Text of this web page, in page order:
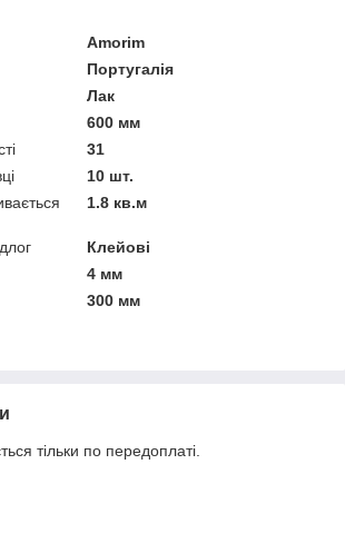
Amorim
Португалія
Лак
600 мм
31
10 шт.
1.8 кв.м
Клейові
4 мм
300 мм
тільки по передоплаті.